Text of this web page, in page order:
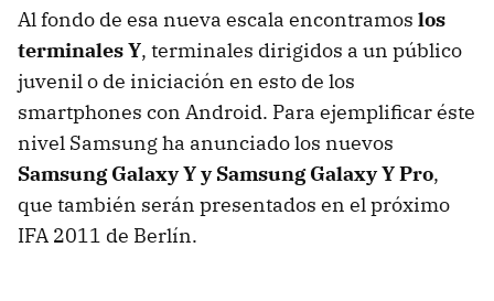
Al fondo de esa nueva escala encontramos los
terminales Y, terminales dirigidos a un público
juvenil o de iniciación en esto de los
smartphones con Android. Para ejemplificar éste
nivel Samsung ha anunciado los nuevos
Samsung Galaxy Y y Samsung Galaxy Y Pro,
que también serán presentados en el próximo
IFA 2011 de Berlín.